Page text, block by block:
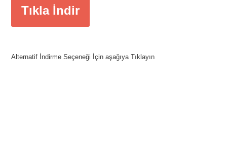
Tıkla İndir
Alternatif İndirme Seçeneği İçin aşağıya Tıklayın